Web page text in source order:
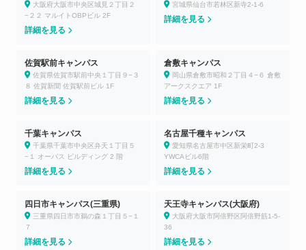
大阪府大阪市中央区城見２丁目２
−２２ マルイトOBPビル 2F
詳細を見る
宮城県仙台市若林区新寺2-1-6
詳細を見る
佐賀駅前キャンパス
佐賀県佐賀市駅前中央１丁目９−３
８ 佐賀新聞 佐賀駅前ビル 1F
詳細を見る
倉敷キャンパス
岡山県倉敷市昭和２丁目４−６ 倉敷
アークスクエア 1F
詳細を見る
千葉キャンパス
千葉県千葉市中央区弁天１丁目５
−１ オーパス ビルディング 2 階
詳細を見る
名古屋千種キャンパス
愛知県名古屋市中区新栄町2-3
YWCAビル6階
詳細を見る
四日市キャンパス(三重県)
三重県四日市市鵜の森１丁目５−１
７
詳細を見る
天王寺キャンパス(大阪府)
大阪府大阪市阿倍野区阿倍野筋1-5-
36
詳細を見る